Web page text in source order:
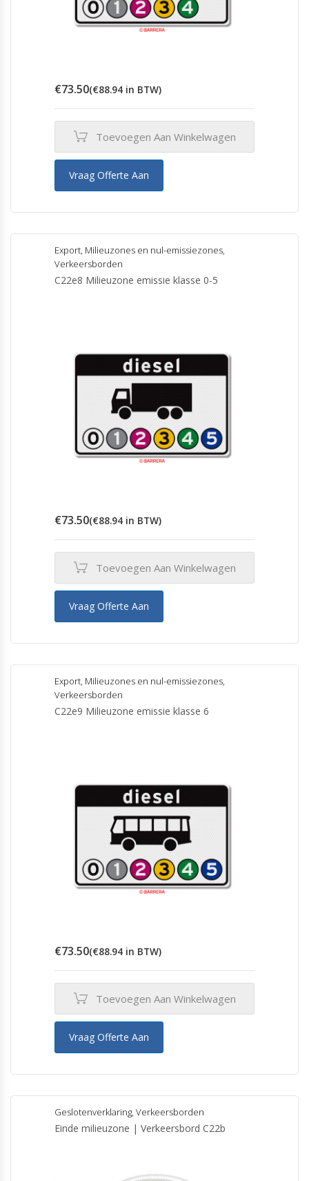
€73.50(€88.94 in BTW)
Toevoegen Aan Winkelwagen
Vraag Offerte Aan
Export, Milieuzones en nul-emissiezones,
Verkeersborden
C22e8 Milieuzone emissie klasse 0-5
€73.50(€88.94 in BTW)
Toevoegen Aan Winkelwagen
Vraag Offerte Aan
Export, Milieuzones en nul-emissiezones,
Verkeersborden
C22e9 Milieuzone emissie klasse 6
€73.50(€88.94 in BTW)
Toevoegen Aan Winkelwagen
Vraag Offerte Aan
Geslotenverklaring, Verkeersborden
Einde milieuzone | Verkeersbord C22b